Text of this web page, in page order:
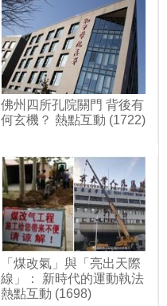
佛州四所孔院關門 背後有
何玄機？ 熱點互動 (1722)
「煤改氣」與「亮出天際
線」： 新時代的運動執法
熱點互動 (1698)